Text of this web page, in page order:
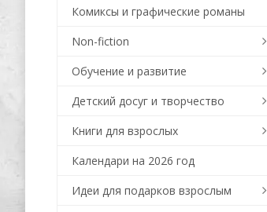
Комиксы и графические романы
Non-fiction
Обучение и развитие
Детский досуг и творчество
Книги для взрослых
Календари на 2026 год
Идеи для подарков взрослым